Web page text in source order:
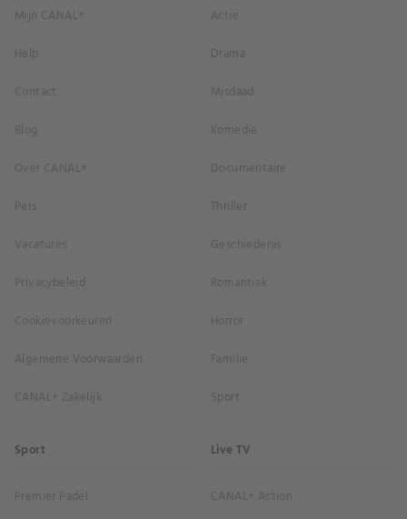
Mijn CANAL+
Help
Contact
Blog
Over CANAL+
Pers
Vacatures
Privacybeleid
Cookievoorkeuren
Algemene Voorwaarden
CANAL+ Zakelijk
Actie
Drama
Misdaad
Komedie
Documentaire
Thriller
Geschiedenis
Romantiek
Horror
Familie
Sport
Sport
Premier Padel
Live TV
CANAL+ Action